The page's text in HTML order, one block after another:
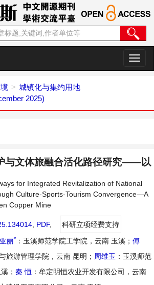
切
换
城镇化与集约用地
2025)
与文体旅融合活化路径研究——以
for Integrated Revitalization of National
Culture-Sports-Tourism Convergence—A
Copper Mine
PDF,
科研立项经费支持
丽* ：玉溪师范学院工学院，云南 玉溪； 傅
旅游管理学院，云南 昆明； 周维玉 ：玉溪师范
； 秦 恒 ：牟定明恒农业开发有限公司，云南